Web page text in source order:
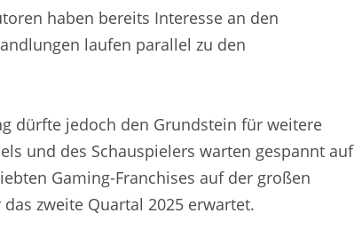
haben bereits Interesse an den
laufen parallel zu den
dürfte jedoch den Grundstein für weitere
und des Schauspielers warten gespannt auf
Gaming-Franchises auf der großen
zweite Quartal 2025 erwartet.